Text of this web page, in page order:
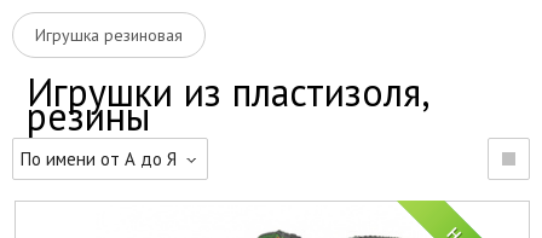
Игрушка резиновая
Игрушки из пластизоля,
резины
По имени от А до Я